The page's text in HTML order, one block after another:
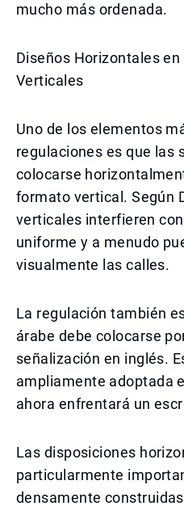
mucho más ordenada.
Diseños Horizontales
Verticales
Uno de los elementos
regulaciones es que las
colocarse
formato vertical. Según
verticales interfieren
uniforme y a menudo
visualmente las calles.
La regulación también
árabe debe colocarse
señalización en inglés.
ampliamente adoptada
ahora enfrentará un
Las disposiciones
particularmente
densamente